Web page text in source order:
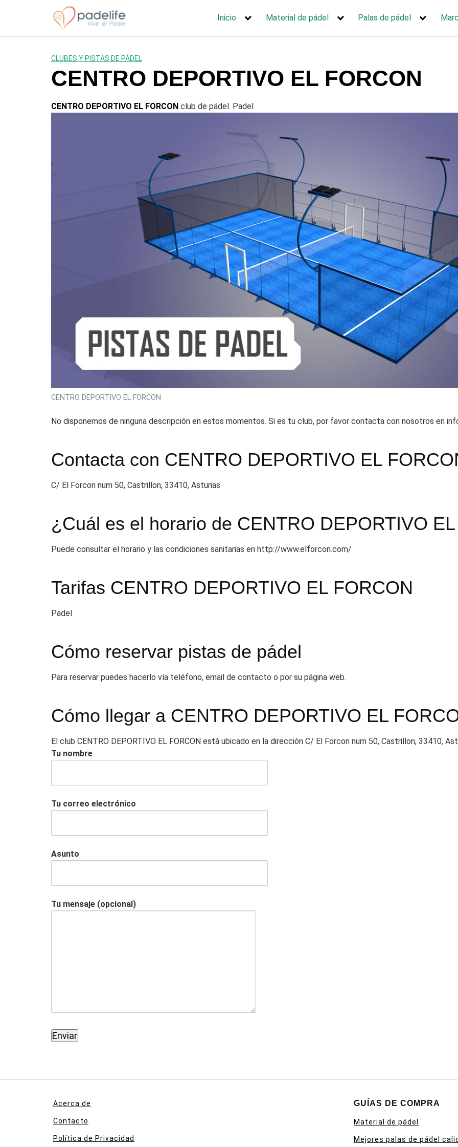
Inicio Material de pádel Palas de pádel
CLUBES Y PISTAS DE PÁDEL
CENTRO DEPORTIVO EL FORCON
CENTRO DEPORTIVO EL FORCON club de pádel. Padel
CENTRO DEPORTIVO EL FORCON
No disponemos de ninguna descripción en estos momentos. Si es tu club, por favor contacta con nosotros en
Contacta con CENTRO DEPORTIVO EL
C/ El Forcon num 50, Castrillon, 33410, Asturias
¿Cuál es el horario de CENTRO DEPORTIVO
Puede consultar el horario y las condiciones sanitarias en http://www.elforcon.com/
Tarifas CENTRO DEPORTIVO EL FORCON
Padel
Cómo reservar pistas de pádel
Para reservar puedes hacerlo vía teléfono, email de contacto o por su página web.
Cómo llegar a CENTRO DEPORTIVO EL
El club CENTRO DEPORTIVO EL FORCON está ubicado en la dirección C/ El Forcon num 50, Castrillon, 33410,
Tu nombre
Tu correo electrónico
Asunto
Tu mensaje (opcional)
Acerca de
Contacto
Política de Privacidad
GUÍAS DE COMPRA
Material de pádel
Mejores palas de pádel